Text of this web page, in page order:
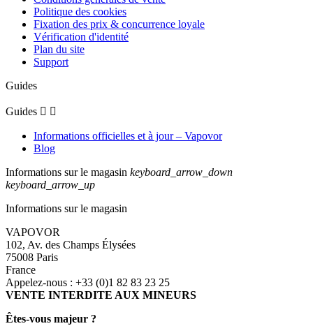
Politique des cookies
Fixation des prix & concurrence loyale
Vérification d'identité
Plan du site
Support
Guides
Guides  
Informations officielles et à jour – Vapovor
Blog
Informations sur le magasin keyboard_arrow_down
keyboard_arrow_up
Informations sur le magasin
VAPOVOR
102, Av. des Champs Élysées
75008 Paris
France
Appelez-nous : +33 (0)1 82 83 23 25
VENTE INTERDITE AUX MINEURS
Êtes-vous majeur ?